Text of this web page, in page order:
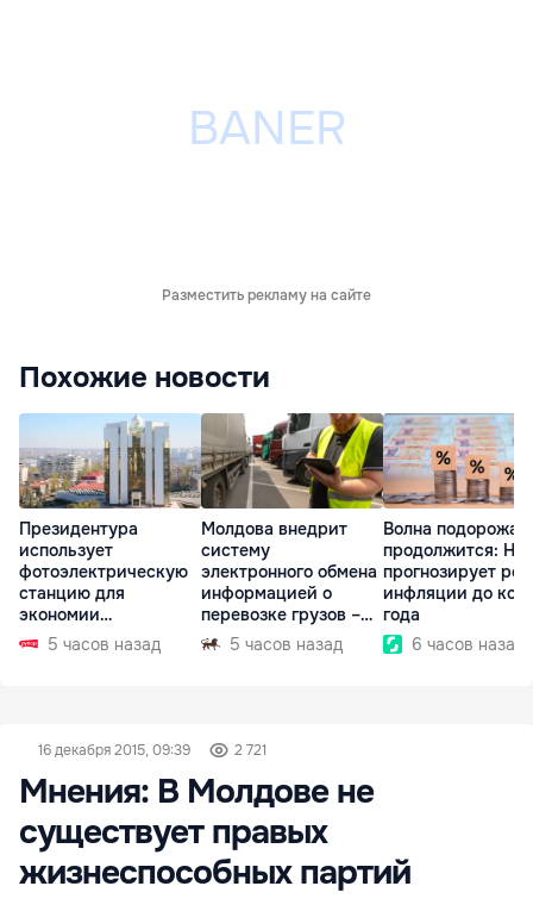
Разместить рекламу на сайте
Похожие новости
Президентура
использует
фотоэлектрическую
станцию для
экономии
электроэнергии
5 часов назад
Молдова внедрит
систему
электронного обмена
информацией о
перевозке грузов –
eFTI5 часов назад
Волна
продолжится:
прогнозирует
инфляции до
года
6 часов назад
16 декабря 2015, 09:39 2 721
Мнения: В Молдове не
существует правых
жизнеспособных партий